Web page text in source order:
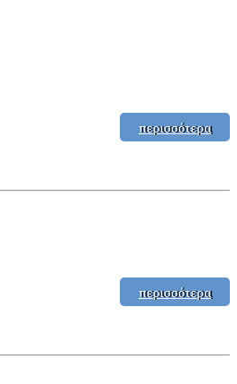
περισσότερα
περισσότερα